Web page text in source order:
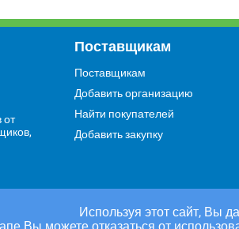
Используя этот сайт, Вы
Вы можете отказаться от
от
Поставщикам
Поставщикам
Добавить организацию
Найти покупателей
Добавить закупку